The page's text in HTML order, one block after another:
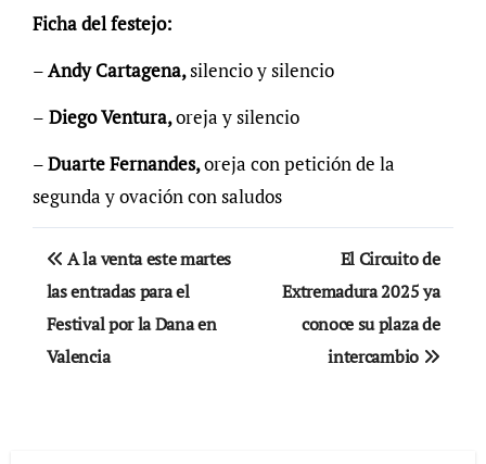
Ficha del festejo:
–Andy Cartagena,silencio y silencio
– Diego Ventura,oreja y silencio
–Duarte Fernandes,oreja con petición de la
segunda y ovación con saludos
Navegación
de
entradas
A la venta este martes
las entradas para el
Festival por la Dana en
Valencia
El Circuito de
Extremadura 2025 ya
conoce su plaza de
intercambio